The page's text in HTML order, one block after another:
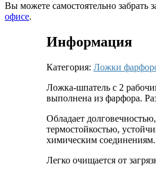
Вы можете самостоятельно забрать
офисе.
Информация
Категория: Ложки
Ложка-шпатель с 2
выполнена из фарфора.
Обладает
термостойкостью,
химическим соединениям.
Легко очищается от